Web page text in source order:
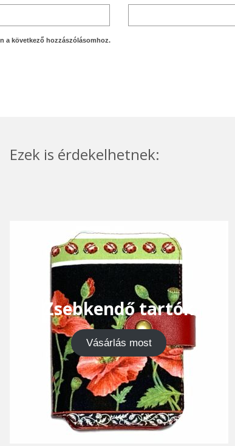
a következő hozzászólásomhoz.
Ezek is érdekelhetnek:
Zsebkendő tartók
Vásárlás most